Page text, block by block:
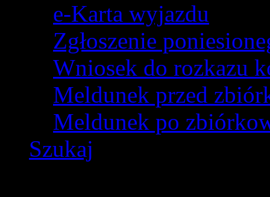
e-Karta wyjazdu
Zgłoszenie
Wniosek do rozkazu
Meldunek przed
Meldunek po
Szukaj